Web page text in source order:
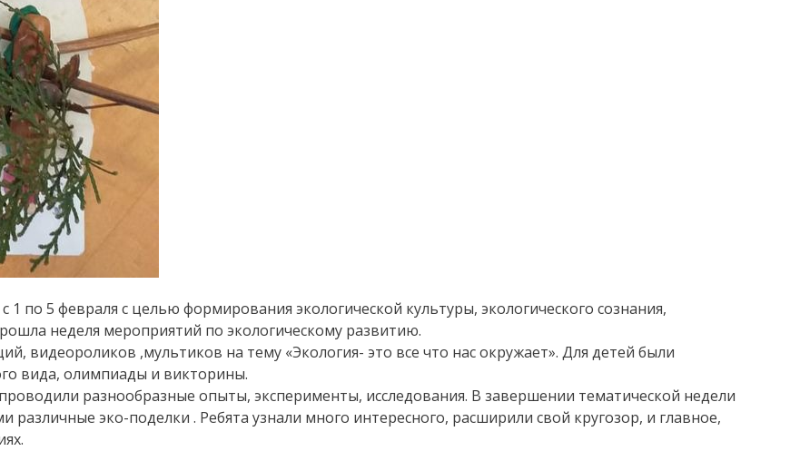
1 по 5 февраля с целью формирования экологической культуры, экологического сознания,
неделя мероприятий по экологическому развитию.
видеороликов ,мультиков на тему «Экология- это все что нас окружает». Для детей были
вида, олимпиады и викторины.
разнообразные опыты, эксперименты, исследования. В завершении тематической недели
различные эко-поделки . Ребята узнали много интересного, расширили свой кругозор, и главное,